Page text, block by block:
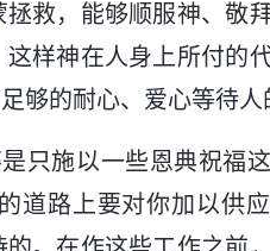
救，能够顺服神、敬
样神在人身上所付的
够的耐心、爱心等待人
只施以一些恩典祝福
道路上要对你加以供应